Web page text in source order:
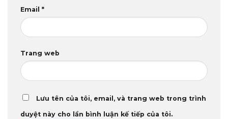
Email *
Trang web
Lưu tên của tôi, email, và trang web trong trình
duyệt này cho lần bình luận kế tiếp của tôi.